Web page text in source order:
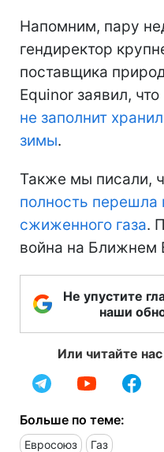
Напомним, пару
гендиректор
поставщика
Equinor заявил, что
не заполнит
зимы.
Также мы писали,
полность перешла
сжиженного газа.
война на Ближнем
Не упустите
наши
Или читайте
Больше по теме:
Евросоюз Газ